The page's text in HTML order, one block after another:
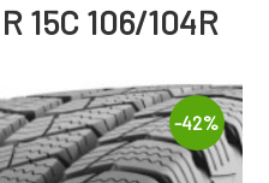
15C 106/104R
-42%